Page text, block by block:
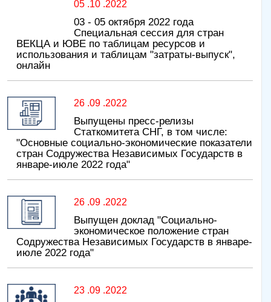
05 .10 .2022
03 - 05 октября 2022 года
Специальная сессия для стран
ВЕКЦА и ЮВЕ по таблицам ресурсов и
использования и таблицам "затраты-выпуск",
онлайн
26 .09 .2022
Выпущены пресс-релизы
Статкомитета СНГ, в том числе:
"Основные социально-экономические показатели
стран Содружества Независимых Государств в
январе-июле 2022 года"
26 .09 .2022
Выпущен доклад "Социально-
экономическое положение стран
Содружества Независимых Государств в январе-
июле 2022 года"
23 .09 .2022